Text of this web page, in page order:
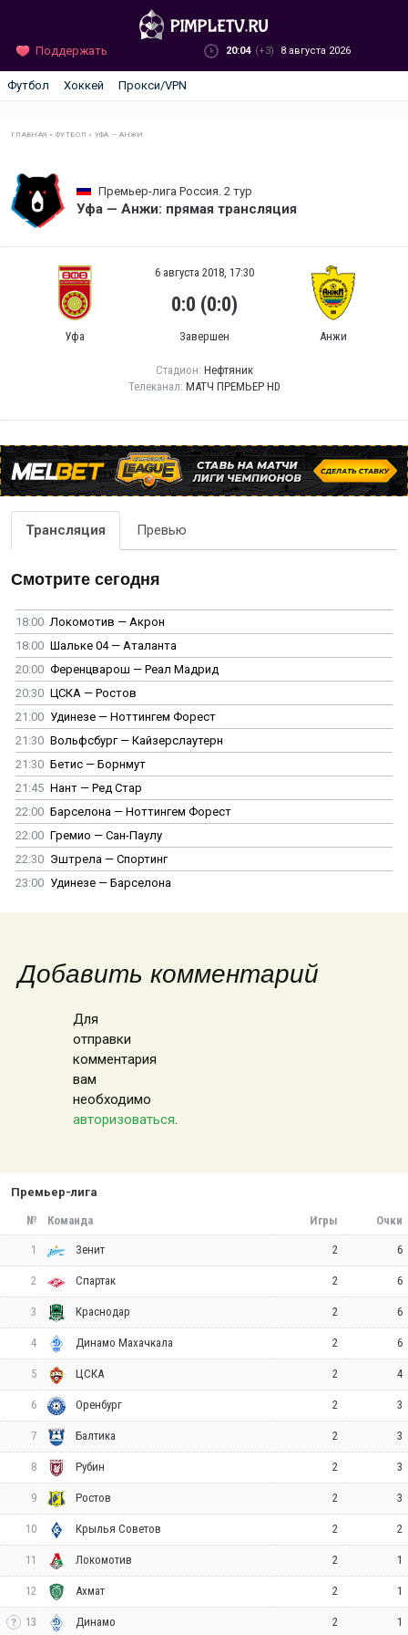
Поддержать 20:04 (+3) 8 августа 2026
Футбол Хоккей Прокси/VPN
ГЛАВНАЯ »ФУТБОЛ » УФА — АНЖИ
Премьер-лига Россия. 2 тур
Уфа — Анжи: прямая трансляция
Уфа
6 августа 2018, 17:30
0:0 (0:0)
Завершен Анжи
Стадион: Нефтяник
Телеканал: МАТЧ ПРЕМЬЕР HD
Трансляция Превью
Смотрите сегодня
18:00 Локомотив — Акрон
18:00 Шальке 04 — Аталанта
20:00 Ференцварош — Реал Мадрид
20:30 ЦСКА — Ростов
21:00 Удинезе — Ноттингем Форест
21:30 Вольфсбург — Кайзерслаутерн
21:30 Бетис — Борнмут
21:45 Нант — Ред Стар
22:00 Барселона — Ноттингем Форест
22:00 Гремио — Сан-Паулу
22:30 Эштрела — Спортинг
23:00 Удинезе — Барселона
Добавить комментарий
Для
отправки
комментария
вам
необходимо
авторизоваться.
Премьер-лига
№ Команда Игры Очки
1 Зенит 2 6
2 Спартак 2 6
3 Краснодар 2 6
4 Динамо Махачкала 2 6
5 ЦСКА 2 4
6 Оренбург 2 3
7 Балтика 2 3
8 Рубин 2 3
9 Ростов 2 3
10 Крылья Советов 2 2
11 Локомотив 2 1
12 Ахмат 2 1
13 Динамо 2 1